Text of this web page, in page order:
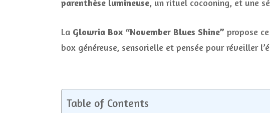
LA VIE PLUS SIMPLE…
PRATIQUES
parenthèse lumineuse, un rituel cocooning, et une
La Glowria Box “November Blues Shine” propose
box généreuse, sensorielle et pensée pour réveiller
Table of Contents